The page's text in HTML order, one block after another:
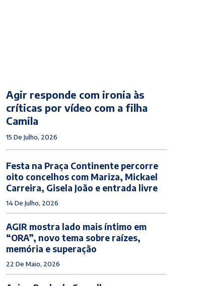
Agir responde com ironia às
críticas por vídeo com a filha
Camila
15 De Julho, 2026
Festa na Praça Continente percorre
oito concelhos com Mariza, Mickael
Carreira, Gisela João e entrada livre
14 De Julho, 2026
AGIR mostra lado mais íntimo em
“ORA”, novo tema sobre raízes,
memória e superação
22 De Maio, 2026